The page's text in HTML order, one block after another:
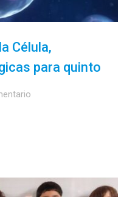
Célula,
para quinto